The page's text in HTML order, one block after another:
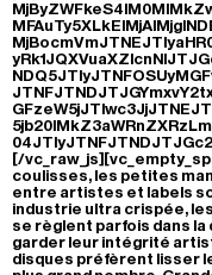
[/
coulisses, les petites
entre artistes et labels
industrie ultra crispée,
se règlent parfois dans
garder leur intégrité
disques préfèrent lisser